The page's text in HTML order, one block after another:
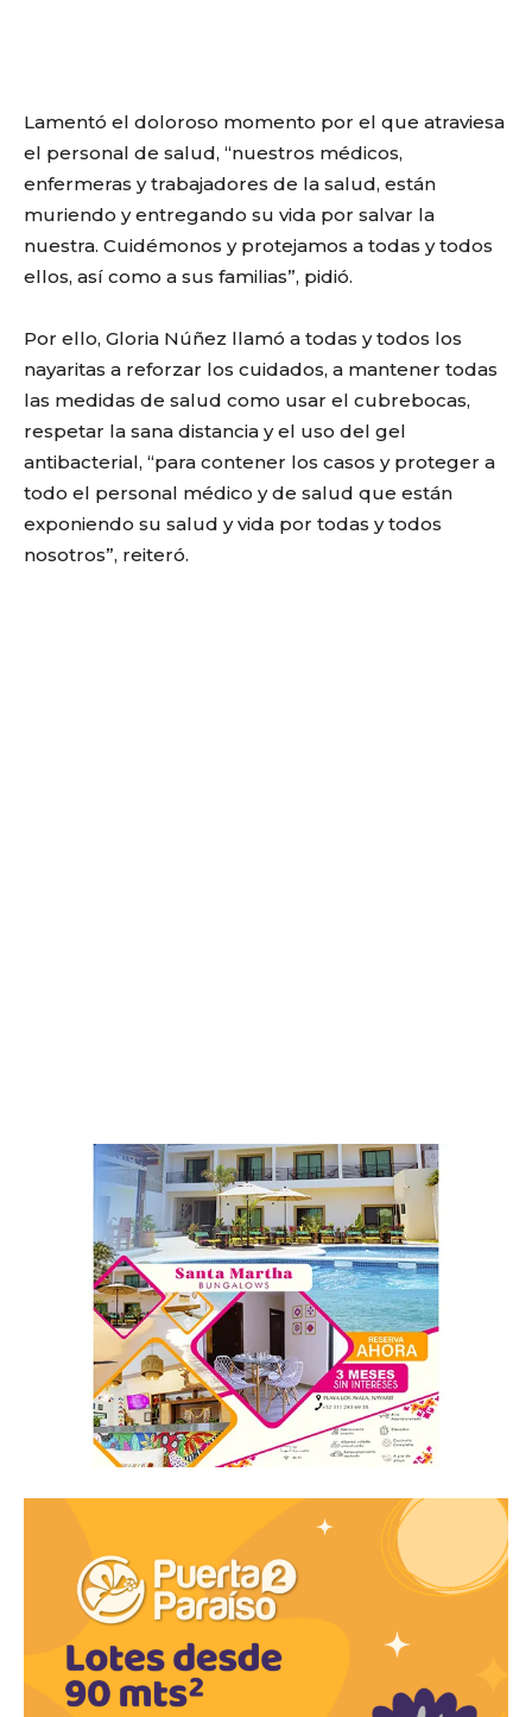
Lamentó el doloroso momento por el que atraviesa
el personal de salud, “nuestros médicos,
enfermeras y trabajadores de la salud, están
muriendo y entregando su vida por salvar la
nuestra. Cuidémonos y protejamos a todas y todos
ellos, así como a sus familias”, pidió.
Por ello, Gloria Núñez llamó a todas y todos los
nayaritas a reforzar los cuidados, a mantener todas
las medidas de salud como usar el cubrebocas,
respetar la sana distancia y el uso del gel
antibacterial, “para contener los casos y proteger a
todo el personal médico y de salud que están
exponiendo su salud y vida por todas y todos
nosotros”, reiteró.